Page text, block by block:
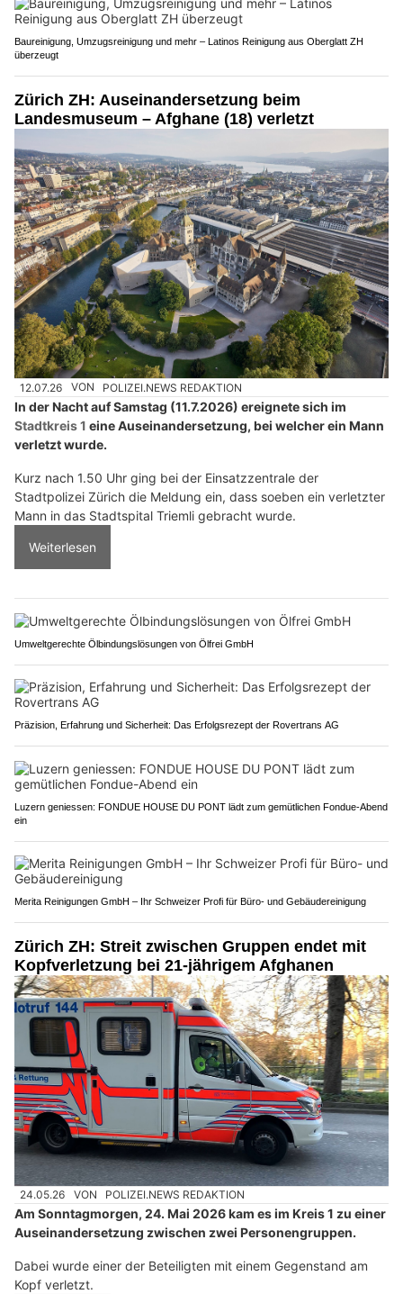
Baureinigung, Umzugsreinigung und mehr – Latinos Reinigung aus Oberglatt ZH
überzeugt
Zürich ZH: Auseinandersetzung beim
Landesmuseum – Afghane (18) verletzt
12.07.26 VON POLIZEI.NEWS REDAKTION
In der Nacht auf Samstag (11.7.2026) ereignete sich im
Stadtkreis 1 eine Auseinandersetzung, bei welcher ein Mann
verletzt wurde.
Kurz nach 1.50 Uhr ging bei der Einsatzzentrale der
Stadtpolizei Zürich die Meldung ein, dass soeben ein verletzter
Mann in das Stadtspital Triemli gebracht wurde.
Weiterlesen
Umweltgerechte Ölbindungslösungen von Ölfrei GmbH
Präzision, Erfahrung und Sicherheit: Das Erfolgsrezept der Rovertrans AG
Luzern geniessen: FONDUE HOUSE DU PONT lädt zum gemütlichen Fondue-Abend
ein
Merita Reinigungen GmbH – Ihr Schweizer Profi für Büro- und Gebäudereinigung
Zürich ZH: Streit zwischen Gruppen endet mit
Kopfverletzung bei 21-jährigem Afghanen
24.05.26 VON POLIZEI.NEWS REDAKTION
Am Sonntagmorgen, 24. Mai 2026 kam es im Kreis 1 zu einer
Auseinandersetzung zwischen zwei Personengruppen.
Dabei wurde einer der Beteiligten mit einem Gegenstand am
Kopf verletzt.